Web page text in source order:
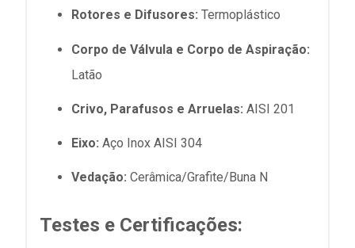
Rotores e Difusores: Termoplástico
Corpo de Válvula e Corpo de Aspiração:
Latão
Crivo, Parafusos e Arruelas: AISI 201
Eixo: Aço Inox AISI 304
Vedação: Cerâmica/Grafite/Buna N
Testes e Certificações: